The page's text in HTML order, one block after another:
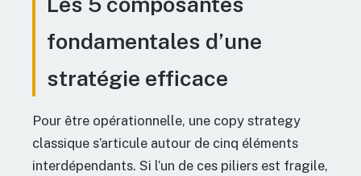
fondamentales d’une
stratégie efficace
Pour être opérationnelle, une copy strategy
classique s’articule autour de cinq éléments
interdépendants. Si l’un de ces piliers est fragile,